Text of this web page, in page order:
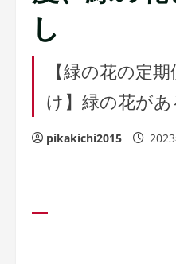
し
【緑の花の定
け】緑の花が
pikakichi2015